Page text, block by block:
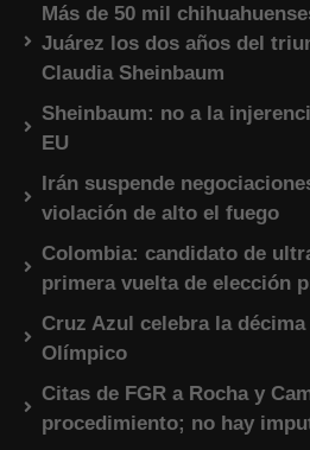
Más de 50 mil
Juárez los dos años del
Claudia Sheinbaum
Sheinbaum: no a la
EU
Irán suspende
violación de alto el fuego
Colombia: candidato de
primera vuelta de elección
Cruz Azul celebra la
Olímpico
Citas de FGR a Rocha y
procedimiento; no hay